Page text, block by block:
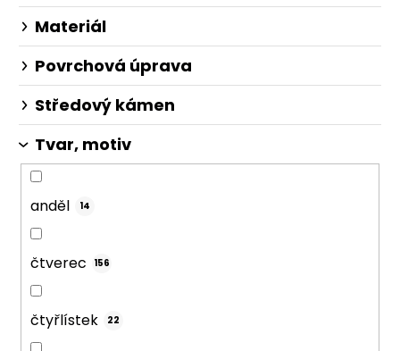
Materiál
Povrchová úprava
Středový kámen
Tvar, motiv
anděl 14
čtverec 156
čtyřlístek 22